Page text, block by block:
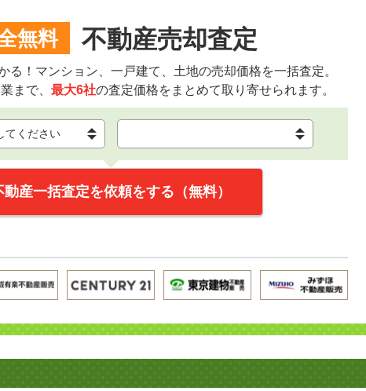
無料 不動産売却査定
る！マンション、一戸建て、土地の売却価格を一括査定。
まで、 最大6社の査定価格をまとめて取り寄せられます。
動産一括査定を依頼をする（無料）